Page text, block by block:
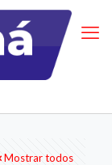
Mostrar todos